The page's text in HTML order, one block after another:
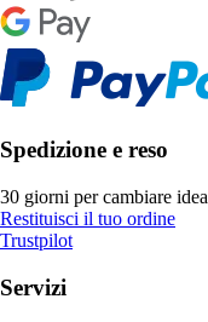
Spedizione e reso
30 giorni per cambiare idea
Restituisci il tuo ordine
Trustpilot
Servizi